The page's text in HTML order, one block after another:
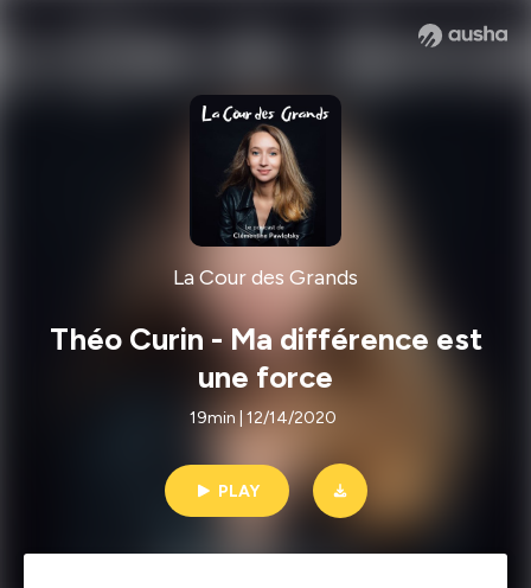
La Cour des Grands
Théo Curin - Ma différence est
une force
19min | 12/14/2020
PLAY